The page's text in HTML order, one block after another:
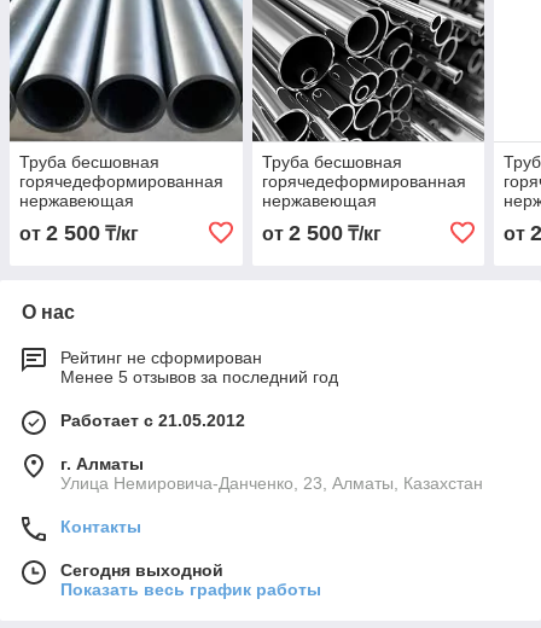
Труба бесшовная
горячедеформированная
нержавеющая
89х4,5х6000 Марка AISI
304
от 2 500 ₸/кг
Труба бесшовная
горячедеформированная
нержавеющая
18х3,0х6000 Марка AISI
304
от 2 500₸/кг
304
от
О нас
Рейтинг не сформирован
Менее 5 отзывов за последний год
Работает с 21.05.2012
г. Алматы
Улица Немировича-Данченко, 23, Алматы, Казахстан
Контакты
Сегодня выходной
Показать весь график работы